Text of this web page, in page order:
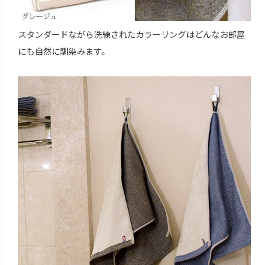
スタンダードながら洗練されたカラーリングはどんなお部屋
にも自然に馴染みます。